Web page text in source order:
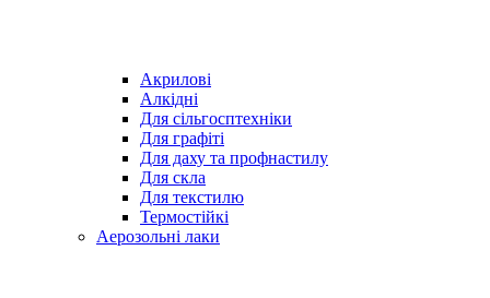
Акрилові
Алкідні
Для cільгосптехніки
Для графіті
Для даху та профнастилу
Для скла
Для текстилю
Термостійкі
Аерозольні лаки